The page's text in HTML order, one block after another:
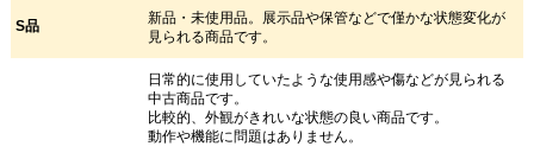
S品
新品・未使用品。展示品や保管などで僅かな状態変化が
見られる商品です。
日常的に使用していたような使用感や傷などが見られる
中古商品です。
比較的、外観がきれいな状態の良い商品です。
動作や機能に問題はありません。